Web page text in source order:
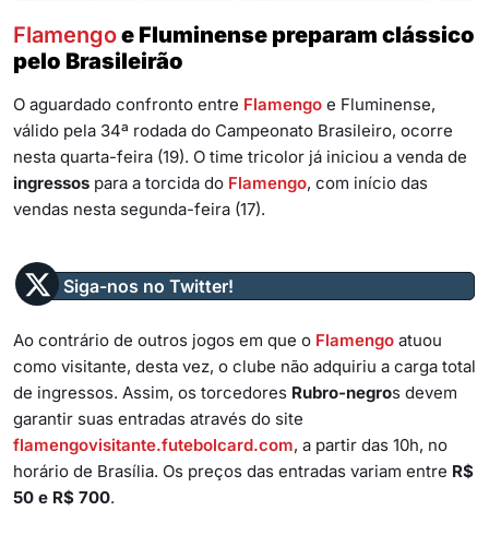
Flamengoe Fluminense preparam clássico
pelo Brasileirão
O aguardado confronto entre Flamengo e Fluminense,
válido pela 34ª rodada do Campeonato Brasileiro, ocorre
nesta quarta-feira (19). O time tricolor já iniciou a venda de
ingressos para a torcida do Flamengo, com início das
vendas nesta segunda-feira (17).
Siga-nos no Twitter!
Ao contrário de outros jogos em que o Flamengo atuou
como visitante, desta vez, o clube não adquiriu a carga total
de ingressos. Assim, os torcedores Rubro-negros devem
garantir suas entradas através do site
flamengovisitante.futebolcard.com, a partir das 10h, no
horário de Brasília. Os preços das entradas variam entre R$
50 e R$ 700.